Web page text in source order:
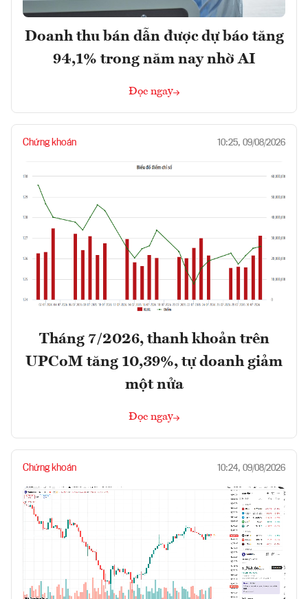
Doanh thu bán dẫn được dự báo tăng
94,1% trong năm nay nhờ AI
Đọc ngay
Chứng khoán 10:25, 09/08/2026
Tháng 7/2026, thanh khoản trên
UPCoM tăng 10,39%, tự doanh giảm
một nửa
Đọc ngay
Chứng khoán 10:24, 09/08/2026